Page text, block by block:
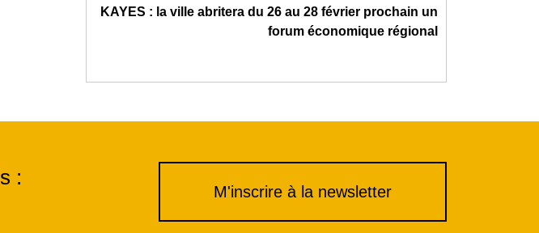
KAYES : la ville abritera du 26 au 28 février prochain un
forum économique régional
:
M'inscrire à la newsletter